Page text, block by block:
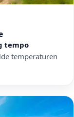
tempo
temperaturen